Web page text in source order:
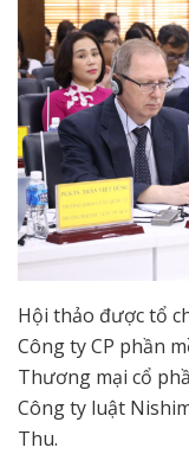
Hội thảo được tổ
Công ty CP phần
Thương mại cổ
Công ty luật
Thu.